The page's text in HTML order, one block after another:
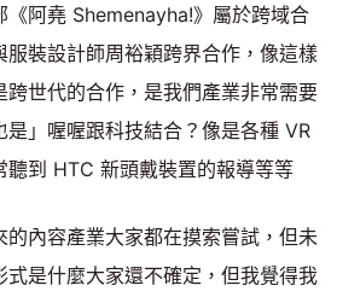
《阿堯 Shemenayha!》屬於跨域合
服裝設計師周裕穎跨界合作，像這樣
跨世代的合作，是我們產業非常需要
是」喔喔跟科技結合？像是各種 VR
聽到 HTC 新頭戴裝置的報導等等
的內容產業大家都在摸索嘗試，但未
式是什麼大家還不確定，但我覺得我